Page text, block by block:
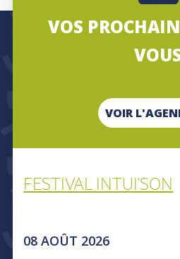
VOS
VOIR
FESTIVAL INTUI'SON
08 AOÛT 2026